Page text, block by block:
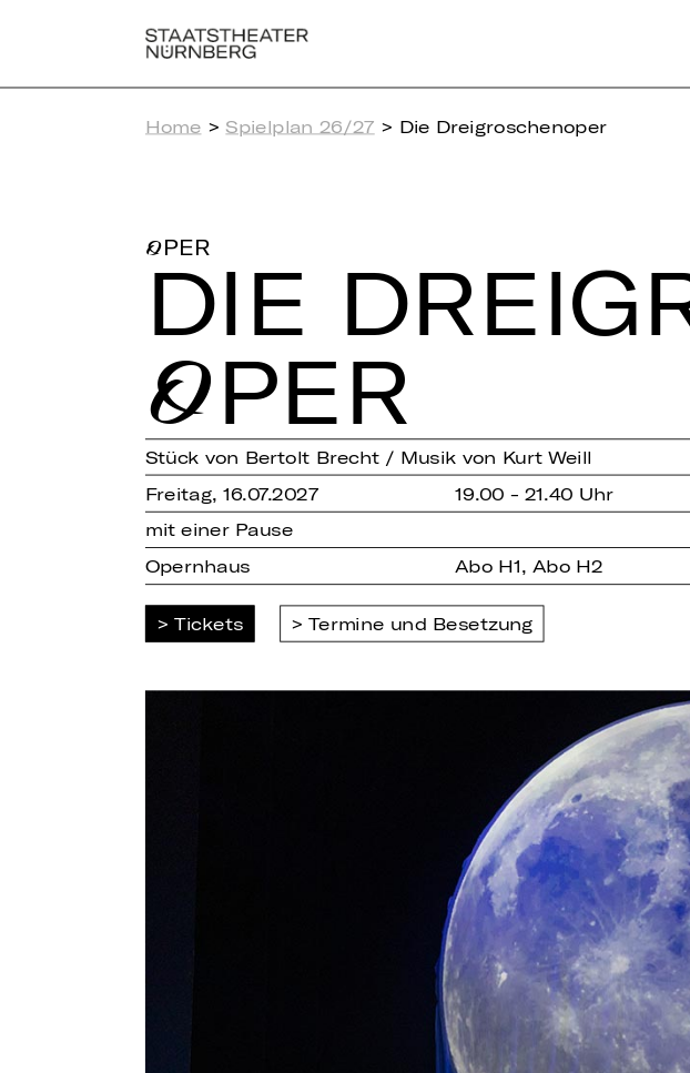
Home > Spielplan 26/27 > Die Dreigroschenoper
OPER
DIE
OPER
Stück von Bertolt Brecht / Musik von Kurt Weill
Freitag, 16.07.2027
19.00 - 21.40 Uhr
mit einer Pause
Opernhaus Abo H1, Abo H2
Tickets Termine und Besetzung